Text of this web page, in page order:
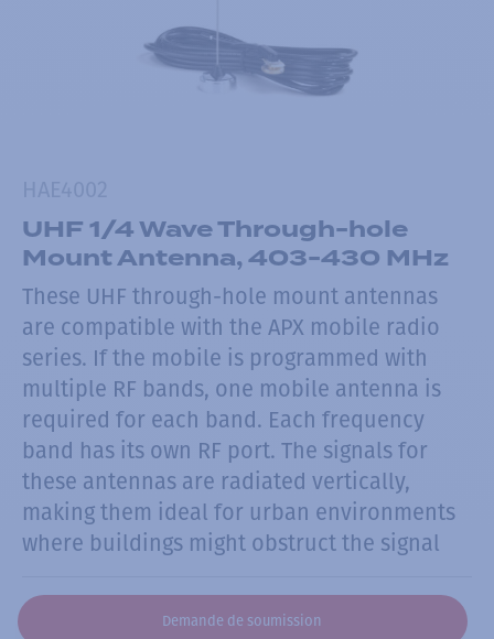
UHF 1/4 Wave Through-hole
Mount Antenna, 403-430 MHz
These UHF through-hole mount antennas
are compatible with the APX mobile radio
series. If the mobile is programmed with
multiple RF bands, one mobile antenna is
required for each band. Each frequency
band has its own RF port. The signals for
these antennas are radiated vertically,
making them ideal for urban environments
where buildings might obstruct the signal
Demande de soumission